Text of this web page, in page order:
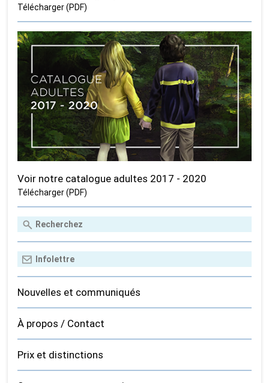
Télécharger (PDF)
Voir notre catalogue adultes 2017 - 2020
Télécharger (PDF)
Nouvelles et communiqués
À propos / Contact
Prix et distinctions